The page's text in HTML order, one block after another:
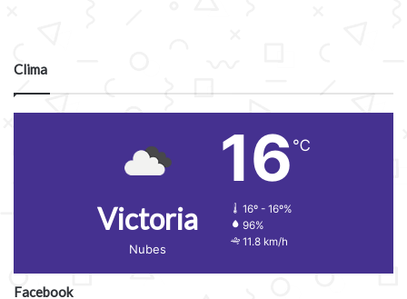
Clima
Victoria
Nubes
16 ℃
16º - 16º%
96%
11.8 km/h
Facebook